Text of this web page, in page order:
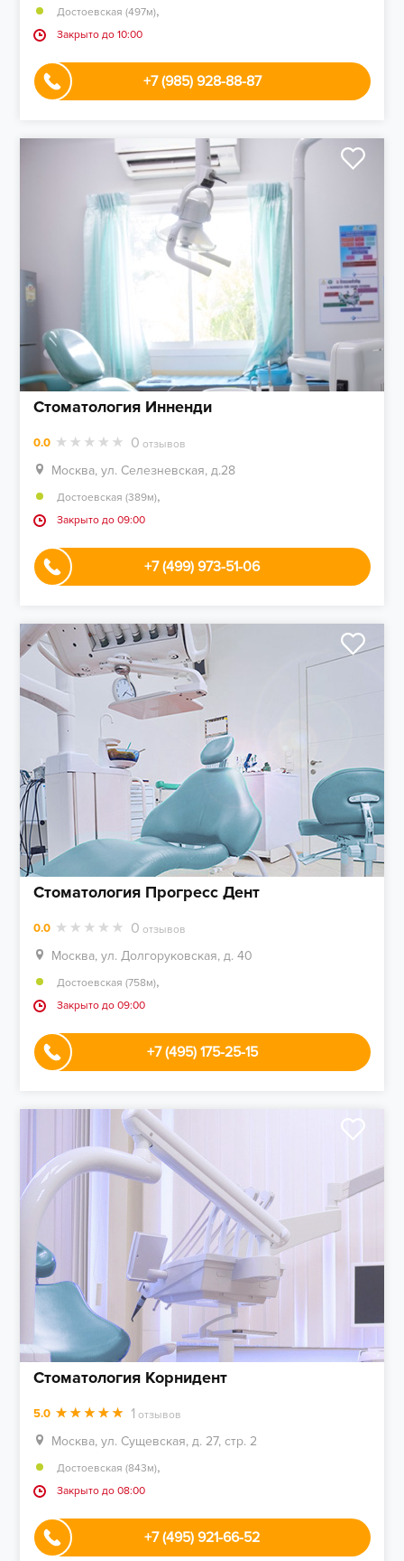
Достоевская (497м),
Закрыто до 10:00
+7 (985) 928-88-87
Стоматология Инненди
0.0 0 отзывов
Москва, ул. Селезневская, д.28
Достоевская (389м),
Закрыто до 09:00
+7 (499) 973-51-06
Стоматология Прогресс Дент
0.0 0 отзывов
Москва, ул. Долгоруковская, д. 40
Достоевская (758м),
Закрыто до 09:00
+7 (495) 175-25-15
Стоматология Корнидент
5.0 1 отзывов
Москва, ул. Сущевская, д. 27, стр. 2
Достоевская (843м),
Закрыто до 08:00
+7 (495) 921-66-52